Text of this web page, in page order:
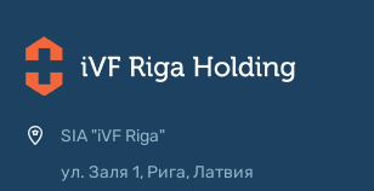
SIA "iVF Riga"
ул. Заля 1, Рига, Латвия